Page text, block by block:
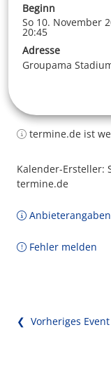
Beginn
So 10. November
20:45
Adresse
Groupama
termine.de ist
Kalender-Ersteller:
termine.de
Anbieterangaben
Fehler melden
❮ Vorheriges Event